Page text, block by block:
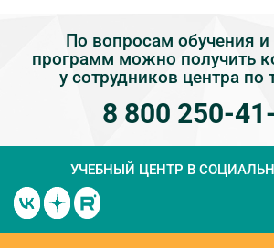
По вопросам обучения
программ можно получить
у сотрудников центра по
8 800 250-
УЧЕБНЫЙ ЦЕНТР В